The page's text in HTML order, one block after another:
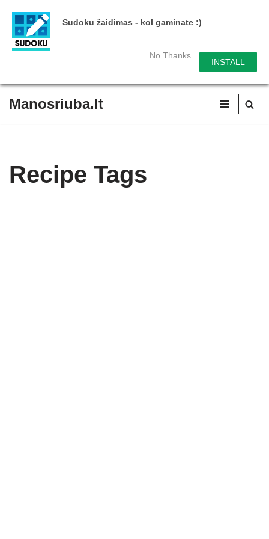
Sudoku žaidimas - kol gaminate :)
No Thanks
INSTALL
content
Manosriuba.lt
Recipe Tags